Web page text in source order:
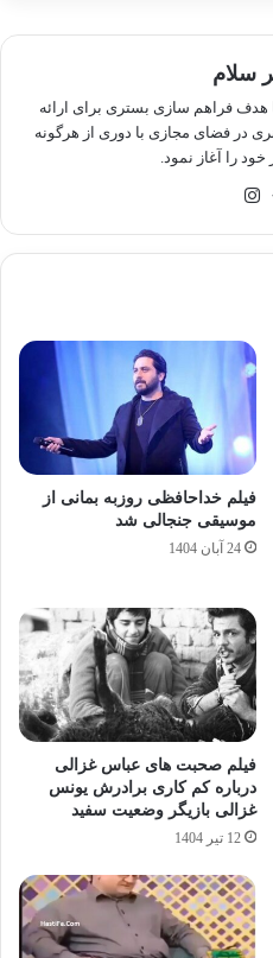
سلام
کاشمر سلام، از سال 1398 با هدف فراهم سازی بستری برای ارائه
در فضای مجازی با دوری از هرگونه
را آغاز نمود.
وبسایت
فیلم خداحافظی روزبه بمانی از
موسیقی جنجالی شد
24 آبان 1404
فیلم صحبت های عباس غزالی
درباره کم‌ کاری برادرش یونس
غزالی بازیگر وضعیت سفید
12 تیر 1404